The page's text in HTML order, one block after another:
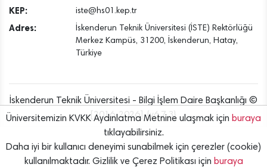
KEP: iste@hs01.kep.tr
Adres:
İskenderun Teknik Üniversitesi (İSTE) Rektörlüğü
Merkez Kampüs, 31200, İskenderun, Hatay,
Türkiye
İskenderun Teknik Üniversitesi - Bilgi İşlem Daire Başkanlığı ©
[2016..2026] {v6.7.3}
Üniversitemizin KVKK Aydınlatma Metnine ulaşmak için buraya
tıklayabilirsiniz.
Daha iyi bir kullanıcı deneyimi sunabilmek için çerezler (cookie)
kullanılmaktadır. Gizlilik ve Çerez Politikası için buraya